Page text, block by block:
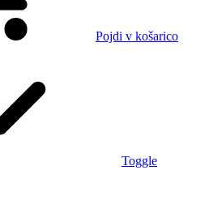
Pojdi v košarico
Toggle